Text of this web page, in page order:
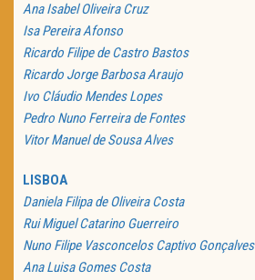
Ana Isabel Oliveira Cruz
Isa Pereira Afonso
Ricardo Filipe de Castro Bastos
Ricardo Jorge Barbosa Araujo
Ivo Cláudio Mendes Lopes
Pedro Nuno Ferreira de Fontes
Vitor Manuel de Sousa Alves
LISBOA
Daniela Filipa de Oliveira Costa
Rui Miguel Catarino Guerreiro
Nuno Filipe Vasconcelos Captivo Gonçalves
Ana Luisa Gomes Costa